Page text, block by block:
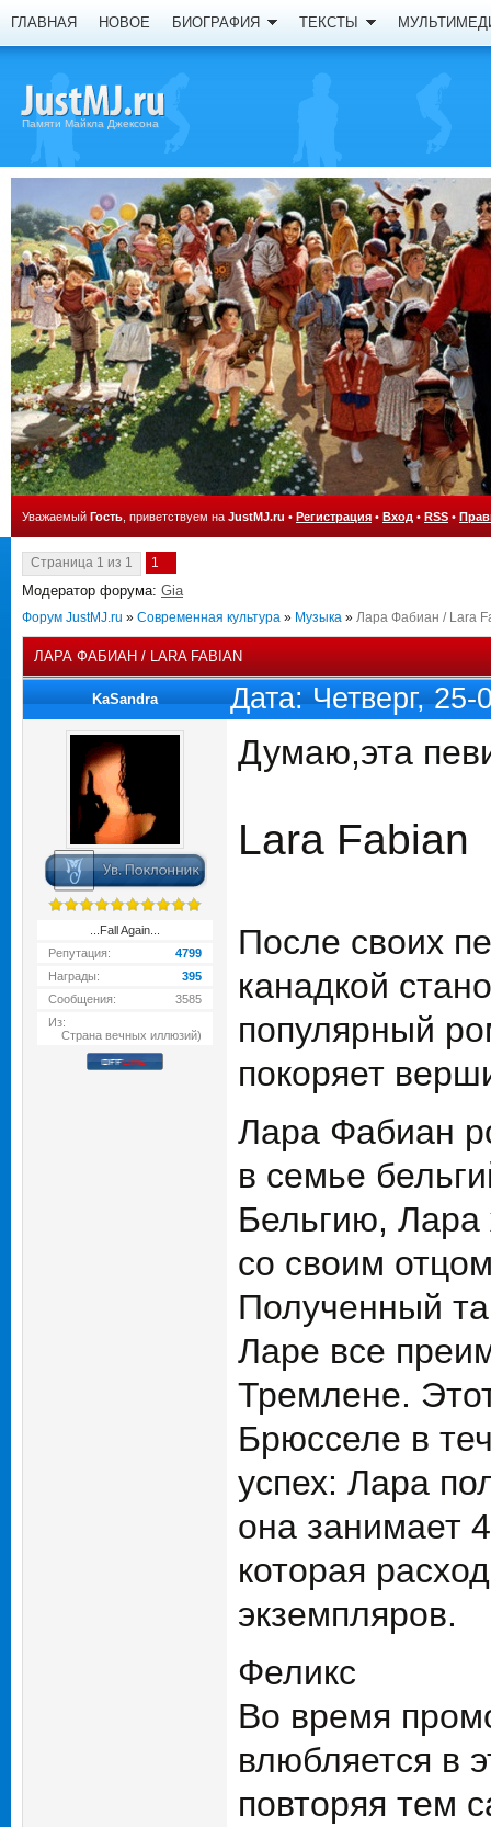
ГЛАВНАЯ НОВОЕ БИОГРАФИЯ ТЕКСТЫ
Памяти Майкла Джексона
Уважаемый Гость , приветствуем на JustMJ.ru • Регистрация • Вход • RSS •
Страница 1 из 1 1
Модератор форума: Gia
Форум JustMJ.ru » Современная культура » Музыка » Лара Фабиан / Lara
ЛАРА ФАБИАН / LARA FABIAN
KaSandra Дата: Четверг,
...Fall Again...
Репутация:
4799
Награды:
395
Сообщения:
3585
Из:
Страна вечных иллюзий)
Думаю,эта
Lara Fabian
После своих
канадкой
популярный
покоряет
Лара Фабиан
в семье
Бельгию, Лара
со своим
Полученный
Ларе все
Тремлене.
Брюсселе в
успех: Лара
она занимает
которая
экземпляров.
Феликс
Во время
влюбляется в
повторяя тем